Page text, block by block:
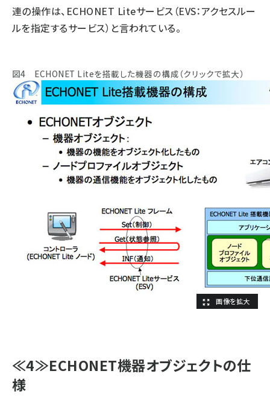
連の操作は、ECHONET Liteサービス（EVS：アクセスルー
ルを指定するサービス）と言われている。
図4 ECHONET Liteを搭載した機器の構成（クリックで拡大）
≪4≫ECHONET機器オブジェクトの仕
様